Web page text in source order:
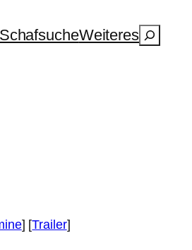
WeiteresSuchen
] [Trailer]